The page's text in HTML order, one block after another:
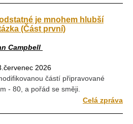
je mnohem hlubší
(Část první)
Campbell
2026
částí připravované
- 80, a pořád se směji.
Celá zpráva